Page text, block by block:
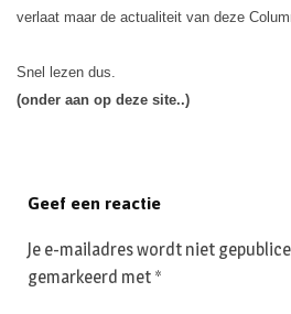
verlaat maar de actualiteit van deze
Snel lezen dus.
(onder aan op deze site..)
Geef een reactie
Je e-mailadres wordt niet
gemarkeerd met *